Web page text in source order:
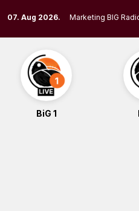
to
content
07. Aug 2026. Marketing BIG
BiG 1